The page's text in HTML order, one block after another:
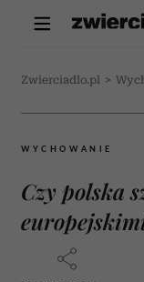
Zwierciadlo.pl >
WYCHOWANIE
Czy polska